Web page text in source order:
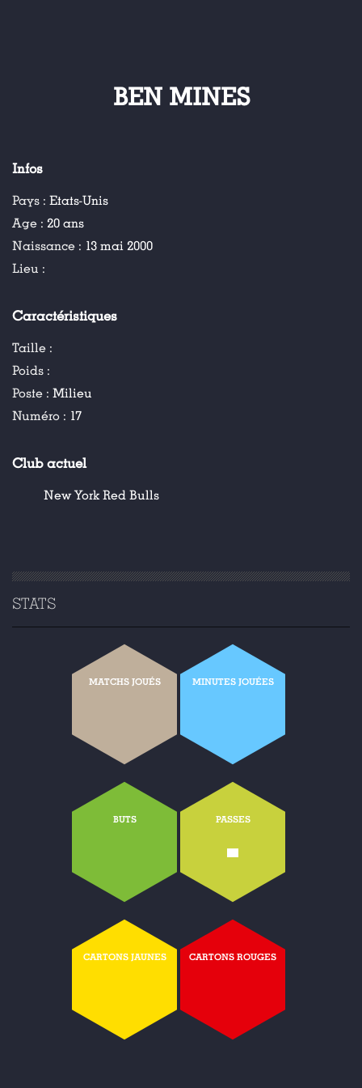
BEN MINES
Infos
Pays : Etats-Unis
Age : 20 ans
Naissance : 13 mai 2000
Lieu :
Caractéristiques
Taille :
Poids :
Poste : Milieu
Numéro : 17
Club actuel
New York Red Bulls
STATS
MATCHS JOUÉS MINUTES JOUÉES
BUTS PASSES
-
CARTONS JAUNES CARTONS ROUGES